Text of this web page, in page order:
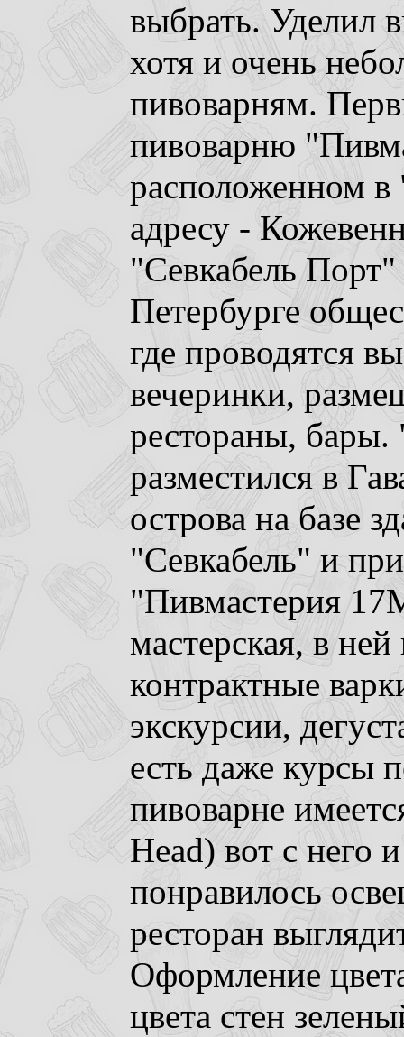
выбрать. Уделил
хотя и очень
пивоварням.
пивоварню
расположенном
адресу -
"Севкабель
Петербурге
где проводятся
вечеринки,
рестораны,
разместился в
острова на базе
"Севкабель" и
"Пивмастерия
мастерская, в
контрактные
экскурсии,
есть даже курсы
пивоварне
Head) вот с него
понравилось
ресторан
Оформление
цвета стен